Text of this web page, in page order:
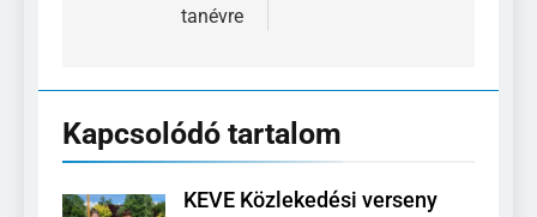
tanévre
Kapcsolódó tartalom
KEVE Közlekedési verseny